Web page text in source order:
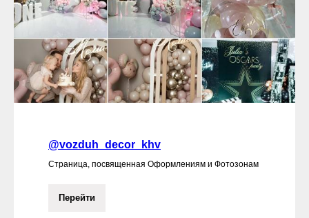
@vozduh_decor_khv
Страница, посвященная Оформлениям и Фотозонам
Перейти